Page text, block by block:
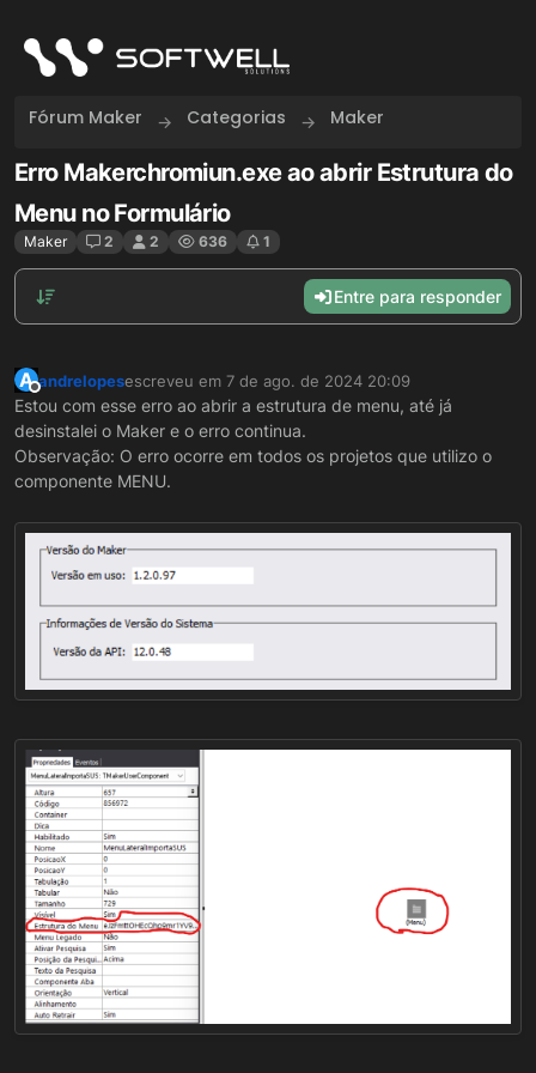
Fórum Maker Categorias Maker
Erro Makerchromiun.exe ao abrir Estrutura do
Menu no Formulário
Maker 2 2 636 1
Entre para responder
A
Offline
andrelopesescreveu em 7 de ago. de 2024 20:09
última edição por
Estou com esse erro ao abrir a estrutura de menu, até já
desinstalei o Maker e o erro continua.
Observação: O erro ocorre em todos os projetos que utilizo o
componente MENU.